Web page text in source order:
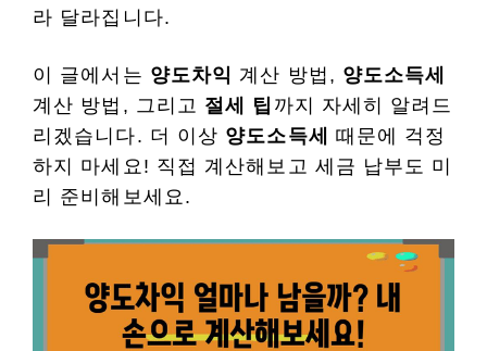
라 달라집니다.
이 글에서는 양도차익 계산 방법, 양도소득세
계산 방법, 그리고 절세 팁 까지 자세히 알려드
리겠습니다. 더 이상 양도소득세
때문에 걱정
하지 마세요! 직접 계산해보고 세금 납부도 미
리 준비해보세요.